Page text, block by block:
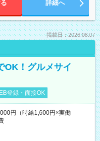
詳細へ
掲載日：2026.08.07
OK！グルメサイ
登録・面接OK
円（時給1,600円×実働